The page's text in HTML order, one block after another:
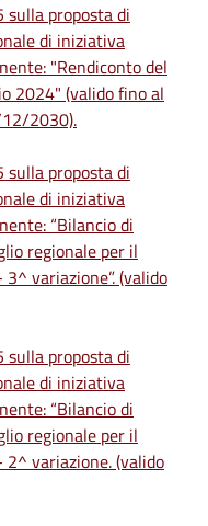
proposta di
di iniziativa
"Rendiconto del
2024" (valido fino al
2030).
proposta di
di iniziativa
“Bilancio di
regionale per il
variazione”. (valido
proposta di
di iniziativa
“Bilancio di
regionale per il
variazione. (valido